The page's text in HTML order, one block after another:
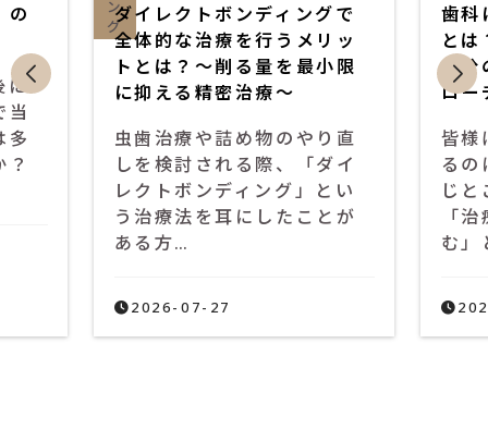
ィングで
うメリッ
を最小限
〜
のやり直
、「ダイ
歯科における「根本治療」
とは？虫歯の再発を防ぎ、
自分の歯を残すためのアプ
ローチ
皆様は「歯医者に通ってい
るのに、数年たつとまた同
じところが虫歯になる」
「治療したはずの歯が痛
む」といったご経験…
2026-07-16